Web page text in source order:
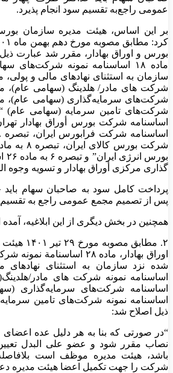
عمومی راجع‌به تقسیم سود انجام پذیرد.
بر این اساس، هیئت مدیره سازمان
بورس و اوراق بهادار، مقرر شد عبارت
ماده ۱۸ اساسنامه نمونه
گذاری مرکزی أوراق بهادار و تسویه وجوه
پرداخت کامل سود به صاحبان سهام
پس از تصمیم مجمع عمومی راجع به تقسیم
همچنین در بخش دیگری از این ابلاغیه،
۲. مطابق
اوراق بهادار، ماده ۲۸
اساسنامه نمونه شرکت‌های تامین
ذیل اصلاح شد:
“در صورتی که بنا به هر دلیل عده اعضای
نصاب مقرر شود و عضو علی البدل
باشد، هیئت مدیره موظف است
شرکت را جهت تکمیل اعضا هیئت مدیره